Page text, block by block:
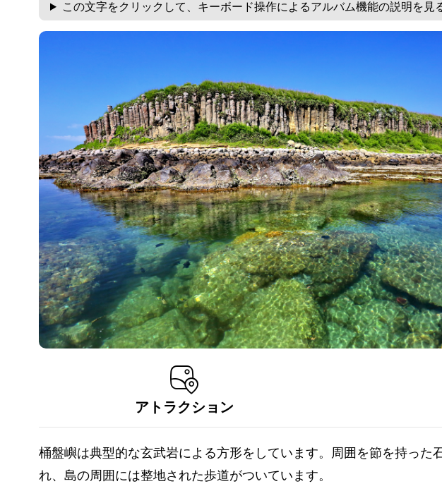
この文字をクリックして、キーボード操作によるアルバム機能の説明を見
アトラクション
桶盤嶼は典型的な玄武岩による方形をしています。周囲を節を持っ
れ、島の周囲には整地された歩道がついています。